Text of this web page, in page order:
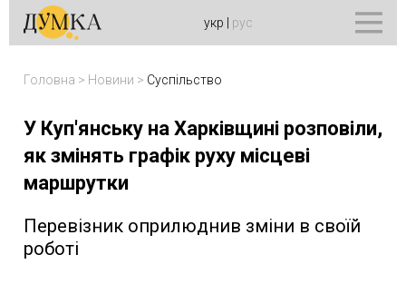
укр рус
Головна > Новини > Суспільство
У Куп'янську на Харківщині розповіли,
як змінять графік руху місцеві
маршрутки
Перевізник оприлюднив зміни в своїй
роботі